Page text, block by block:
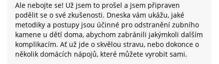
Ale nebojte se! Už jsem to prošel a jsem připraven
podělit se o své zkušenosti. Dneska vám ukážu, jaké
metodiky a postupy jsou účinné pro odstranění zubního
kamene u dětí doma, abychom zabránili jakýmkoli dalším
komplikacím. Ať už jde o skvělou stravu, nebo dokonce o
několik domácích nápojů, které můžete vyrobit sami.